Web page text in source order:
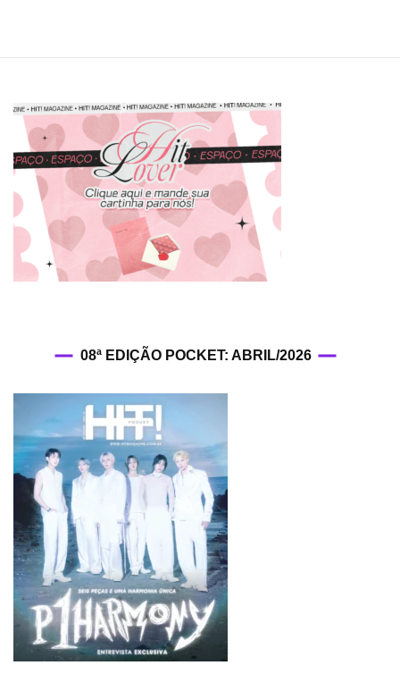
08ª EDIÇÃO POCKET: ABRIL/2026